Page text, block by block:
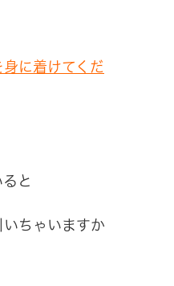
に着けてくだ
と
ちゃいますか